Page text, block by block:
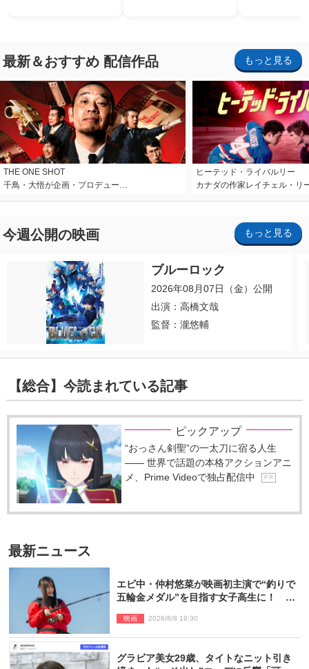
最新＆おすすめ 配信作品 もっと見る
THE ONE SHOT
千鳥・大悟が企画・プロデュー…
ヒーテッド・ライバルリー
カナダの作家レイチェル・リ
今週公開の映画 もっと見る
ブルーロック
2026年08月07日（金）公開
出演：高橋文哉
監督：瀧悠輔
【総合】今読まれている記事
ピックアップ
“おっさん剣聖”の一太刀に宿る人生
―― 世界で話題の本格アクションアニ
メ、Prime Videoで独占配信中
P R
最新ニュース
エビ中・仲村悠菜が映画初主演で“釣りで
五輪金メダル”を目指す女子高生に！ 映
映画 2026/8/8 19:30
グラビア美女29歳、タイトなニット引き